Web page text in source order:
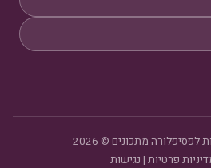
מתכונים © 2026
פרטיות | נגישות